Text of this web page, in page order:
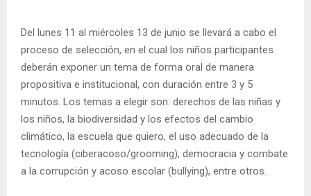
Del lunes 11 al miércoles 13 de junio se llevará a cabo el
proceso de selección, en el cual los niños participantes
deberán exponer un tema de forma oral de manera
propositiva e institucional, con duración entre 3 y 5
minutos. Los temas a elegir son: derechos de las niñas y
los niños, la biodiversidad y los efectos del cambio
climático, la escuela que quiero, el uso adecuado de la
tecnología (ciberacoso/grooming), democracia y combate
a la corrupción y acoso escolar (bullying), entre otros.